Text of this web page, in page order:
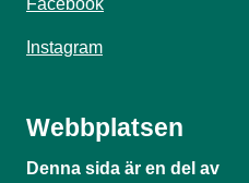
Instagram
Webbplatsen
Denna sida är en del av